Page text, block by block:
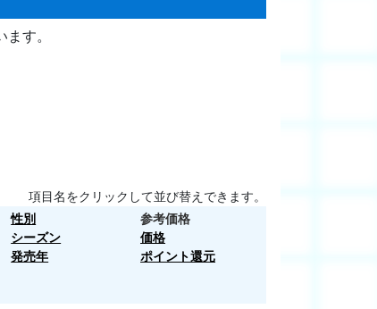
す。
項目名をクリックして並び替えできます。
性別
シーズン
発売年
参考価格
価格
ポイント還元